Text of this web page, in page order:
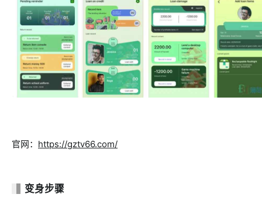
官网： https://gztv66.com/
变身步骤